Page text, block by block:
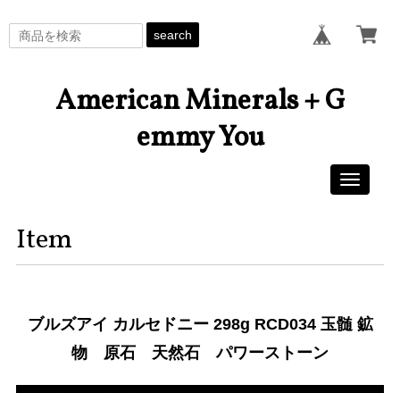
search
American Minerals + G
emmy You
Toggle
Item
ブルズアイ カルセドニー 298g RCD034 玉髄 鉱
物 原石 天然石 パワーストーン